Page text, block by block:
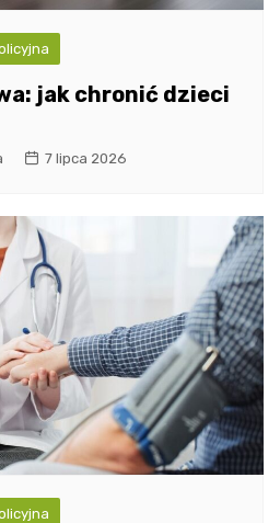
jak chronić dzieci
7 lipca 2026